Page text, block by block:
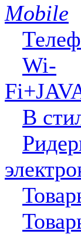
Mobile
Wi-
В